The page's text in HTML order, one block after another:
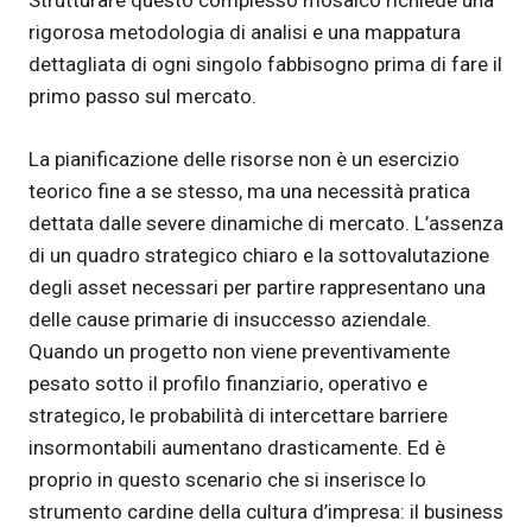
rigorosa metodologia di analisi e una mappatura
dettagliata di ogni singolo fabbisogno prima di fare il
primo passo sul mercato.
La pianificazione delle risorse non è un esercizio
teorico fine a se stesso, ma una necessità pratica
dettata dalle severe dinamiche di mercato. L’assenza
di un quadro strategico chiaro e la sottovalutazione
degli asset necessari per partire rappresentano una
delle cause primarie di insuccesso aziendale.
Quando un progetto non viene preventivamente
pesato sotto il profilo finanziario, operativo e
strategico, le probabilità di intercettare barriere
insormontabili aumentano drasticamente. Ed è
proprio in questo scenario che si inserisce lo
strumento cardine della cultura d’impresa: il business